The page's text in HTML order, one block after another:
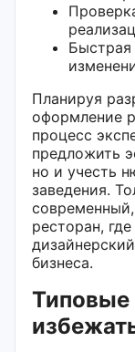
Планируя
оформление
процесс
предложить
но и учесть
заведения.
ресторан,
бизнеса.
Типовые